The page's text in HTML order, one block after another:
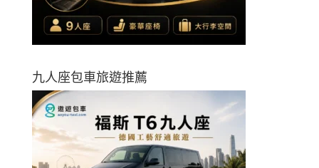
九人座包車旅遊推薦